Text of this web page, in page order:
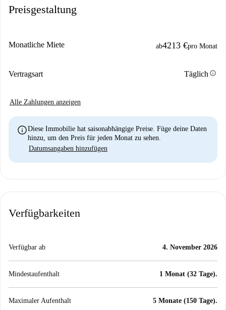
Preisgestaltung
Monatliche Miete ab4213 €pro Monat
Vertragsart Täglich info
Alle Zahlungen anzeigen
infoDiese Immobilie hat saisonabhängige Preise. Füge deine Daten
hinzu, um den Preis für jeden Monat zu sehen.
Datumsangaben hinzufügen
Verfügbarkeiten
Verfügbar ab 4. November 2026
Mindestaufenthalt 1 Monat (32 Tage).
Maximaler Aufenthalt 5 Monate (150 Tage).